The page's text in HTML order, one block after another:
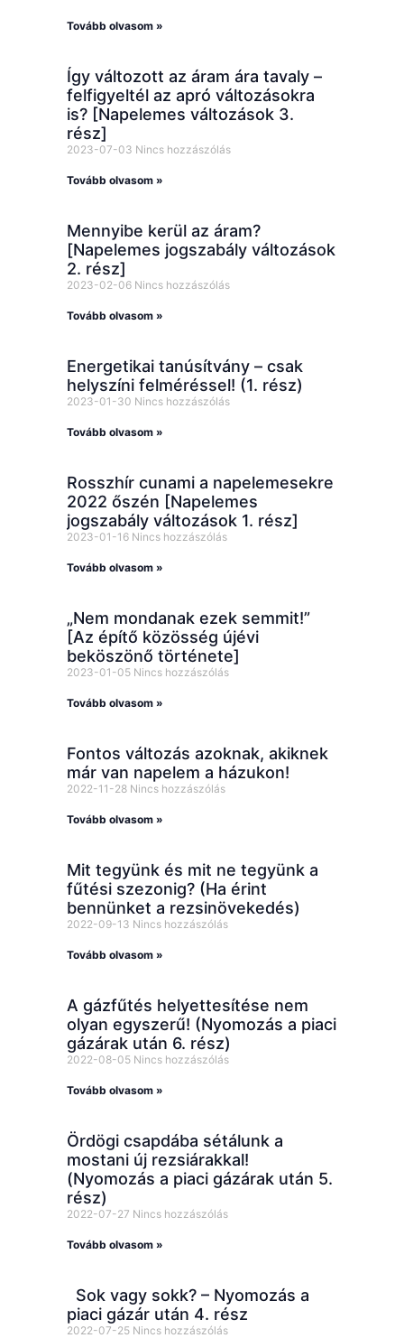
Tovább olvasom »
Így változott az áram ára tavaly –
felfigyeltél az apró változásokra
is? [Napelemes változások 3.
rész]
2023-07-03 Nincs hozzászólás
Tovább olvasom »
Mennyibe kerül az áram?
[Napelemes jogszabály változások
2. rész]
2023-02-06 Nincs hozzászólás
Tovább olvasom »
Energetikai tanúsítvány – csak
helyszíni felméréssel! (1. rész)
2023-01-30 Nincs hozzászólás
Tovább olvasom »
Rosszhír cunami a napelemesekre
2022 őszén [Napelemes
jogszabály változások 1. rész]
2023-01-16 Nincs hozzászólás
Tovább olvasom »
„Nem mondanak ezek semmit!”
[Az építő közösség újévi
beköszönő története]
2023-01-05 Nincs hozzászólás
Tovább olvasom »
Fontos változás azoknak, akiknek
már van napelem a házukon!
2022-11-28 Nincs hozzászólás
Tovább olvasom »
Mit tegyünk és mit ne tegyünk a
fűtési szezonig? (Ha érint
bennünket a rezsinövekedés)
2022-09-13 Nincs hozzászólás
Tovább olvasom »
A gázfűtés helyettesítése nem
olyan egyszerű! (Nyomozás a piaci
gázárak után 6. rész)
2022-08-05 Nincs hozzászólás
Tovább olvasom »
Ördögi csapdába sétálunk a
mostani új rezsiárakkal!
(Nyomozás a piaci gázárak után 5.
rész)
2022-07-27 Nincs hozzászólás
Tovább olvasom »
Sok vagy sokk? – Nyomozás a
piaci gázár után 4. rész
2022-07-25 Nincs hozzászólás